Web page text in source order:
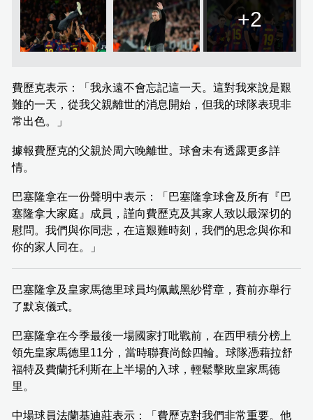
+2
費歷克表示：「我永遠不會忘記這一天。這對我來說是艱
難的一天，從我父親離世的消息開始，但我的球隊表現非
常出色。」
據報費歷克的父親於周六晚離世。球會未有透露更多詳
情。
巴塞隆拿在一份聲明中表示：「巴塞隆拿球會及所有『巴
塞隆拿大家庭』成員，謹向費歷克及其家人致以最深切的
慰問。我們與你同悲，在這艱難時刻，我們的思念與你和
你的家人同在。」
巴塞隆拿及皇家馬德里球員均佩戴黑紗臂章，賽前亦舉行
了默哀儀式。
巴塞隆拿在今季最後一場國家打吡戰前，在西甲積分榜上
領先皇家馬德里11分，當時聯賽尚餘四輪。球隊憑藉拉舒
福特及費蘭托利斯在上半場的入球，輕鬆擊敗皇家馬德
里。
中場球員法蘭基迪莊表示：「費歷克對我們非常重要。他